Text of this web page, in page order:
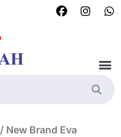
/ New Brand Eva